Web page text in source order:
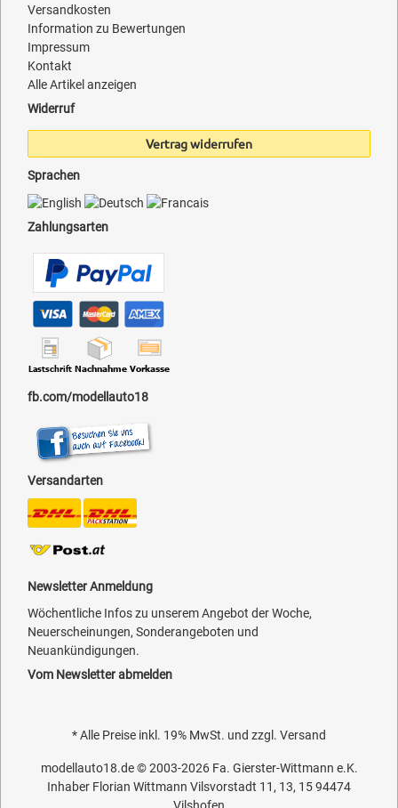
Versandkosten
Information zu Bewertungen
Impressum
Kontakt
Alle Artikel anzeigen
Widerruf
Vertrag widerrufen
Sprachen
Zahlungsarten
fb.com/modellauto18
Versandarten
Newsletter Anmeldung
Wöchentliche Infos zu unserem Angebot der Woche,
Neuerscheinungen, Sonderangeboten und
Neuankündigungen.
Vom Newsletter abmelden
* Alle Preise inkl. 19% MwSt. und zzgl. Versand
modellauto18.de© 2003-2026 Fa. Gierster-Wittmann e.K.
Inhaber Florian Wittmann Vilsvorstadt 11, 13, 15 94474